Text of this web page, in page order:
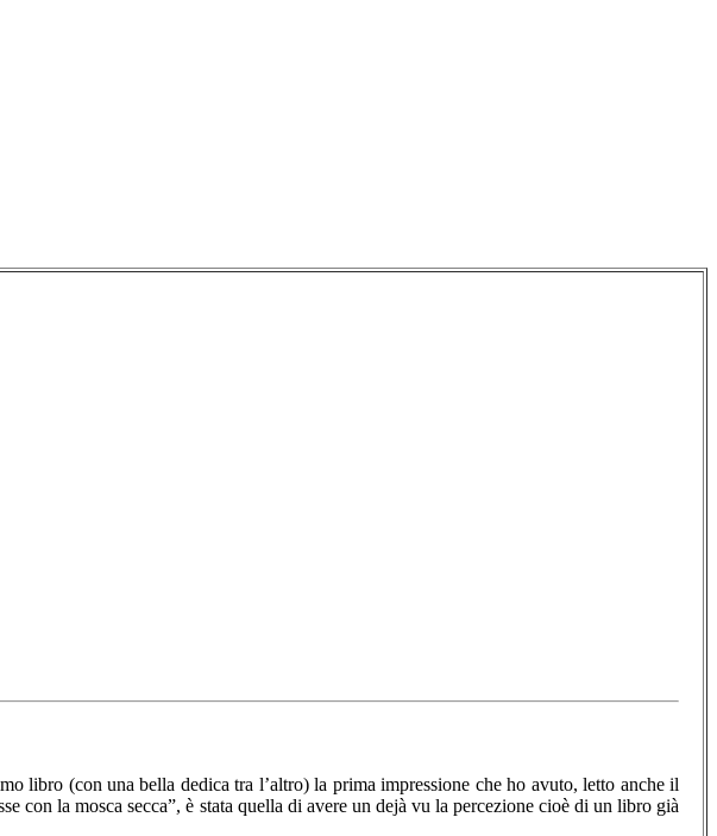
libro (con una bella dedica tra l’altro) la prima impressione che ho avuto, letto anche il
con la mosca secca”, è stata quella di avere un dejà vu la percezione cioè di un libro già